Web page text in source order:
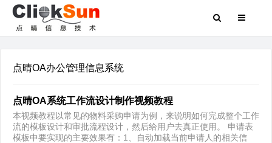
点晴OA办公管理信息系统
点晴OA系统工作流设计制作视频教程
本视频教程以常见的物料采购申请为例，来说明如何完成整个工作
流的模板设计和审批流程设计，然后给用户去真正使用。 申请表
模板中要实现的主要效果有：1、自动加载当前申请人的相关信